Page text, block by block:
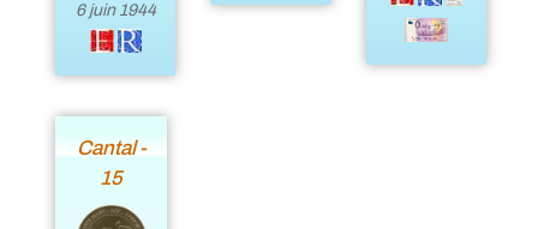
6 juin 1944
Cantal -
15